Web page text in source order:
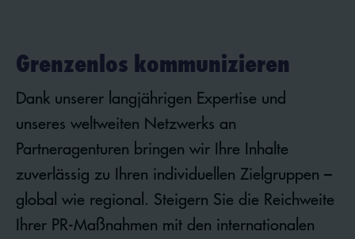
Grenzenlos kommunizieren
Dank unserer langjährigen Expertise und
unseres weltweiten Netzwerks an
Partneragenturen bringen wir Ihre Inhalte
zuverlässig zu Ihren individuellen Zielgruppen –
global wie regional. Steigern Sie die Reichweite
Ihrer PR-Maßnahmen mit den internationalen